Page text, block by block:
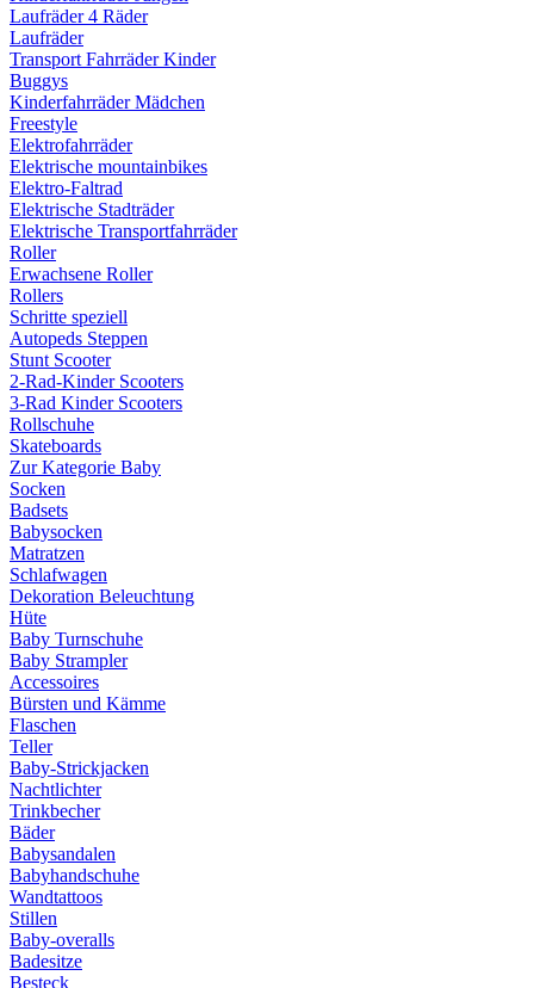
Laufräder 4 Räder
Laufräder
Transport Fahrräder Kinder
Buggys
Kinderfahrräder Mädchen
Freestyle
Elektrofahrräder
Elektrische mountainbikes
Elektro-Faltrad
Elektrische Stadträder
Elektrische Transportfahrräder
Roller
Erwachsene Roller
Rollers
Schritte speziell
Autopeds Steppen
Stunt Scooter
2-Rad-Kinder Scooters
3-Rad Kinder Scooters
Rollschuhe
Skateboards
Zur Kategorie Baby
Socken
Badsets
Babysocken
Matratzen
Schlafwagen
Dekoration Beleuchtung
Hüte
Baby Turnschuhe
Baby Strampler
Accessoires
Bürsten und Kämme
Flaschen
Teller
Baby-Strickjacken
Nachtlichter
Trinkbecher
Bäder
Babysandalen
Babyhandschuhe
Wandtattoos
Stillen
Baby-overalls
Badesitze
Besteck